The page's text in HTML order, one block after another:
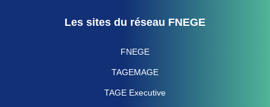
Les sites du réseau FNEGE
FNEGE
TAGEMAGE
TAGE Executive